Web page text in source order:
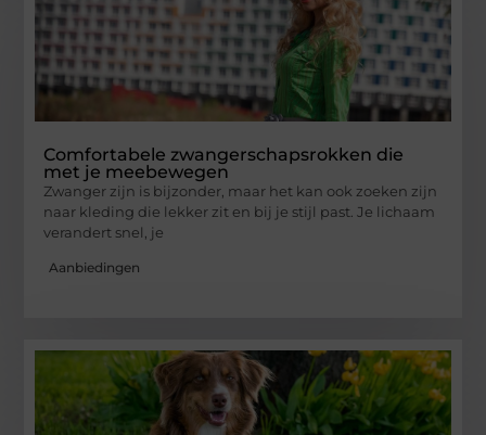
Comfortabele zwangerschapsrokken die
met je meebewegen
Zwanger zijn is bijzonder, maar het kan ook zoeken zijn
naar kleding die lekker zit en bij je stijl past. Je lichaam
verandert snel, je
Aanbiedingen